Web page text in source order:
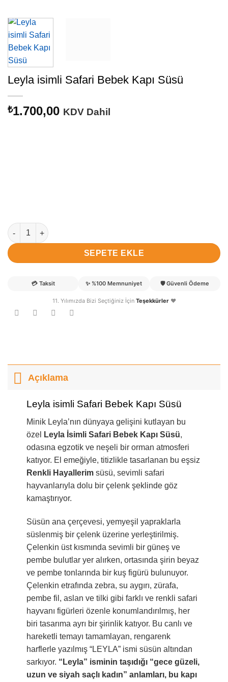
Leyla isimli Safari Bebek Kapı Süsü
₺1.700,00 KDV Dahil
Leyla isimli Safari Bebek Kapı Süsü adet
SEPETE EKLE
💳 Taksit ✨ %100 Memnuniyet 🛡️ Güvenli Ödeme
11. Yılımızda Bizi Seçtiğiniz İçin Teşekkürler❤️
Açıklama
Leyla isimli Safari Bebek Kapı Süsü
Minik Leyla’nın dünyaya gelişini kutlayan bu
özel
Leyla İsimli Safari Bebek Kapı Süsü,
odasına egzotik ve neşeli bir orman atmosferi
katıyor. El emeğiyle, titizlikle tasarlanan bu eşsiz
Renkli Hayallerimsüsü, sevimli safari
hayvanlarıyla dolu bir çelenk şeklinde göz
kamaştırıyor.
Süsün ana çerçevesi, yemyeşil yapraklarla
süslenmiş bir çelenk üzerine yerleştirilmiş.
Çelenkin üst kısmında sevimli bir güneş ve
pembe bulutlar yer alırken, ortasında şirin beyaz
ve pembe tonlarında bir kuş figürü bulunuyor.
Çelenkin etrafında zebra, su aygırı, zürafa,
pembe fil, aslan ve tilki gibi farklı ve renkli safari
hayvanı figürleri özenle konumlandırılmış, her
biri tasarıma ayrı bir şirinlik katıyor. Bu canlı ve
hareketli temayı tamamlayan, rengarenk
harflerle yazılmış “LEYLA” ismi süsün altından
sarkıyor. “Leyla” isminin taşıdığı “gece güzeli,
uzun ve siyah saçlı kadın” anlamları, bu kapı